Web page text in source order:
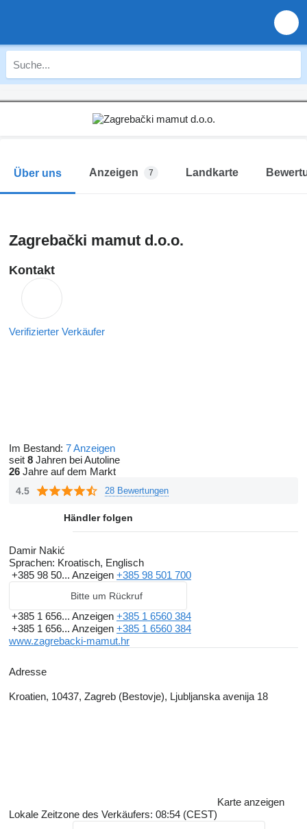
Über uns Anzeigen 7 Landkarte
Zagrebački mamut d.o.o.
Kontakt
Verifizierter Verkäufer
Im Bestand: 7 Anzeigen
seit 8 Jahren bei Autoline
26 Jahre auf dem Markt
4.5 28 Bewertungen
Händler folgen
Damir Nakić
Sprachen: Kroatisch, Englisch
+385 98 50... Anzeigen +385 98 501 700
Bitte um Rückruf
+385 1 656... Anzeigen +385 1 6560 384
+385 1 656... Anzeigen +385 1 6560 384
www.zagrebacki-mamut.hr
Adresse
Kroatien, 10437, Zagreb (Bestovje), Ljubljanska avenija 18
Karte anzeigen
Lokale Zeitzone des Verkäufers: 08:54 (CEST)